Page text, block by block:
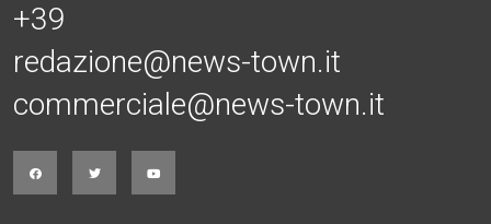
+39
redazione@news-town.it
commerciale@news-town.it